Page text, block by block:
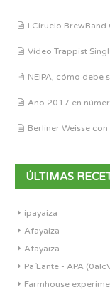
I Ciruelo BrewBand
Vídeo Trappist
NEIPA, cómo debe
Año 2017 en
Berliner Weisse con
ÚLTIMAS
ipayaiza
Afayaiza
Afayaiza
Pa´Lante - APA
Farmhouse